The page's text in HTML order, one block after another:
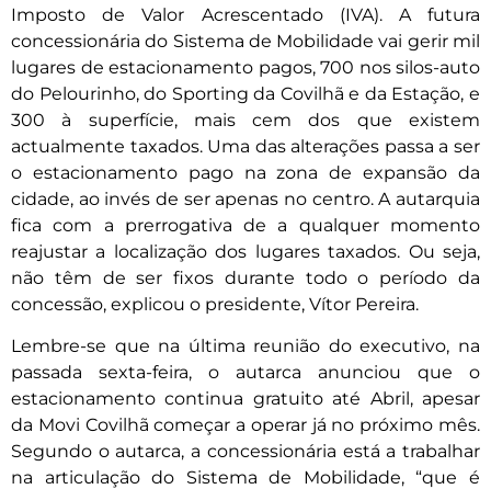
Imposto de Valor Acrescentado (IVA). A futura
concessionária do Sistema de Mobilidade vai gerir mil
lugares de estacionamento pagos, 700 nos silos-auto
do Pelourinho, do Sporting da Covilhã e da Estação, e
300 à superfície, mais cem dos que existem
actualmente taxados. Uma das alterações passa a ser
o estacionamento pago na zona de expansão da
cidade, ao invés de ser apenas no centro. A autarquia
fica com a prerrogativa de a qualquer momento
reajustar a localização dos lugares taxados. Ou seja,
não têm de ser fixos durante todo o período da
concessão, explicou o presidente, Vítor Pereira.
Lembre-se que na última reunião do executivo, na
passada sexta-feira, o autarca anunciou que o
estacionamento continua gratuito até Abril, apesar
da Movi Covilhã começar a operar já no próximo mês.
Segundo o autarca, a concessionária está a trabalhar
na articulação do Sistema de Mobilidade, “que é